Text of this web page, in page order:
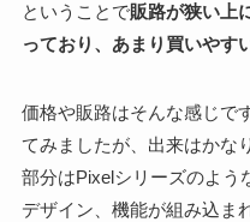
ということで販路が狭い上
っており、あまり買いやす
価格や販路はそんな感じで
てみましたが、出来はかな
部分はPixelシリーズのよう
デザイン、機能が組み込ま